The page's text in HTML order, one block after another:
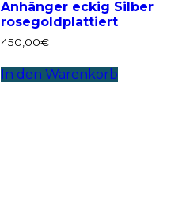
Anhänger eckig Silber
rosegoldplattiert
450,00€
In den Warenkorb